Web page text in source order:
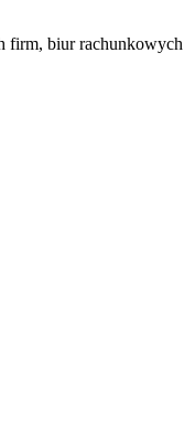
firm, biur rachunkowych